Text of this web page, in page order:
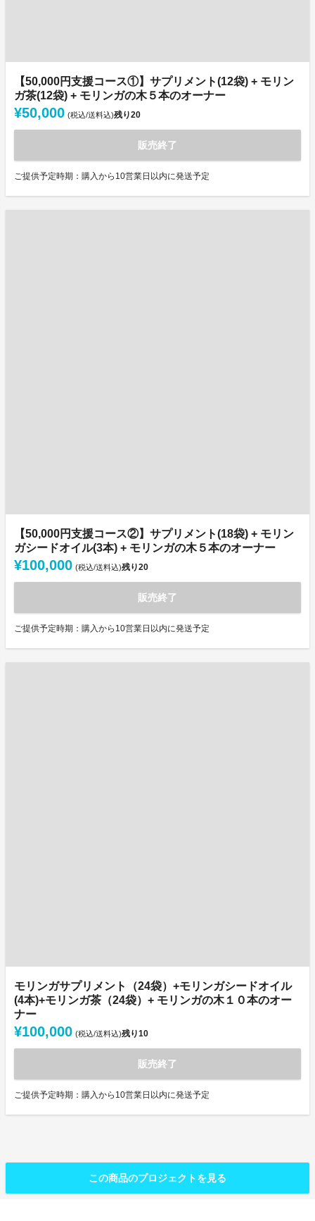
【50,000円支援コース①】サプリメント(12袋) + モリン
ガ茶(12袋) + モリンガの木５本のオーナー
¥50,000 (税込/送料込)残り20
販売終了
ご提供予定時期：購入から10営業日以内に発送予定
【50,000円支援コース②】サプリメント(18袋) + モリン
ガシードオイル(3本) + モリンガの木５本のオーナー
¥100,000 (税込/送料込)残り20
販売終了
ご提供予定時期：購入から10営業日以内に発送予定
モリンガサプリメント（24袋）+モリンガシードオイル
(4本)+モリンガ茶（24袋）+ モリンガの木１０本のオー
ナー
¥100,000 (税込/送料込)残り10
販売終了
ご提供予定時期：購入から10営業日以内に発送予定
この商品のプロジェクトを見る